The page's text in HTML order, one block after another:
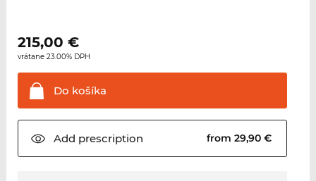
215,00 €
vrátane 23.00% DPH
Do košíka
Add prescription from 29,90 €